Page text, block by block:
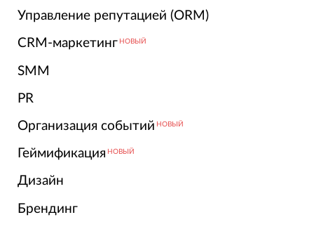
Управление репутацией (ORM)
CRM-маркетинг НОВЫЙ
SMM
PR
Организация событий НОВЫЙ
Геймификация НОВЫЙ
Дизайн
Брендинг